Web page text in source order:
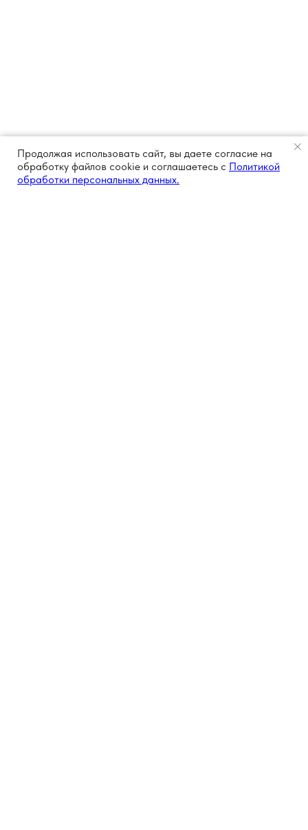
Продолжая использовать сайт, вы даете согласие на
обработку файлов cookie и соглашаетесь с Политикой
обработки персональных данных.